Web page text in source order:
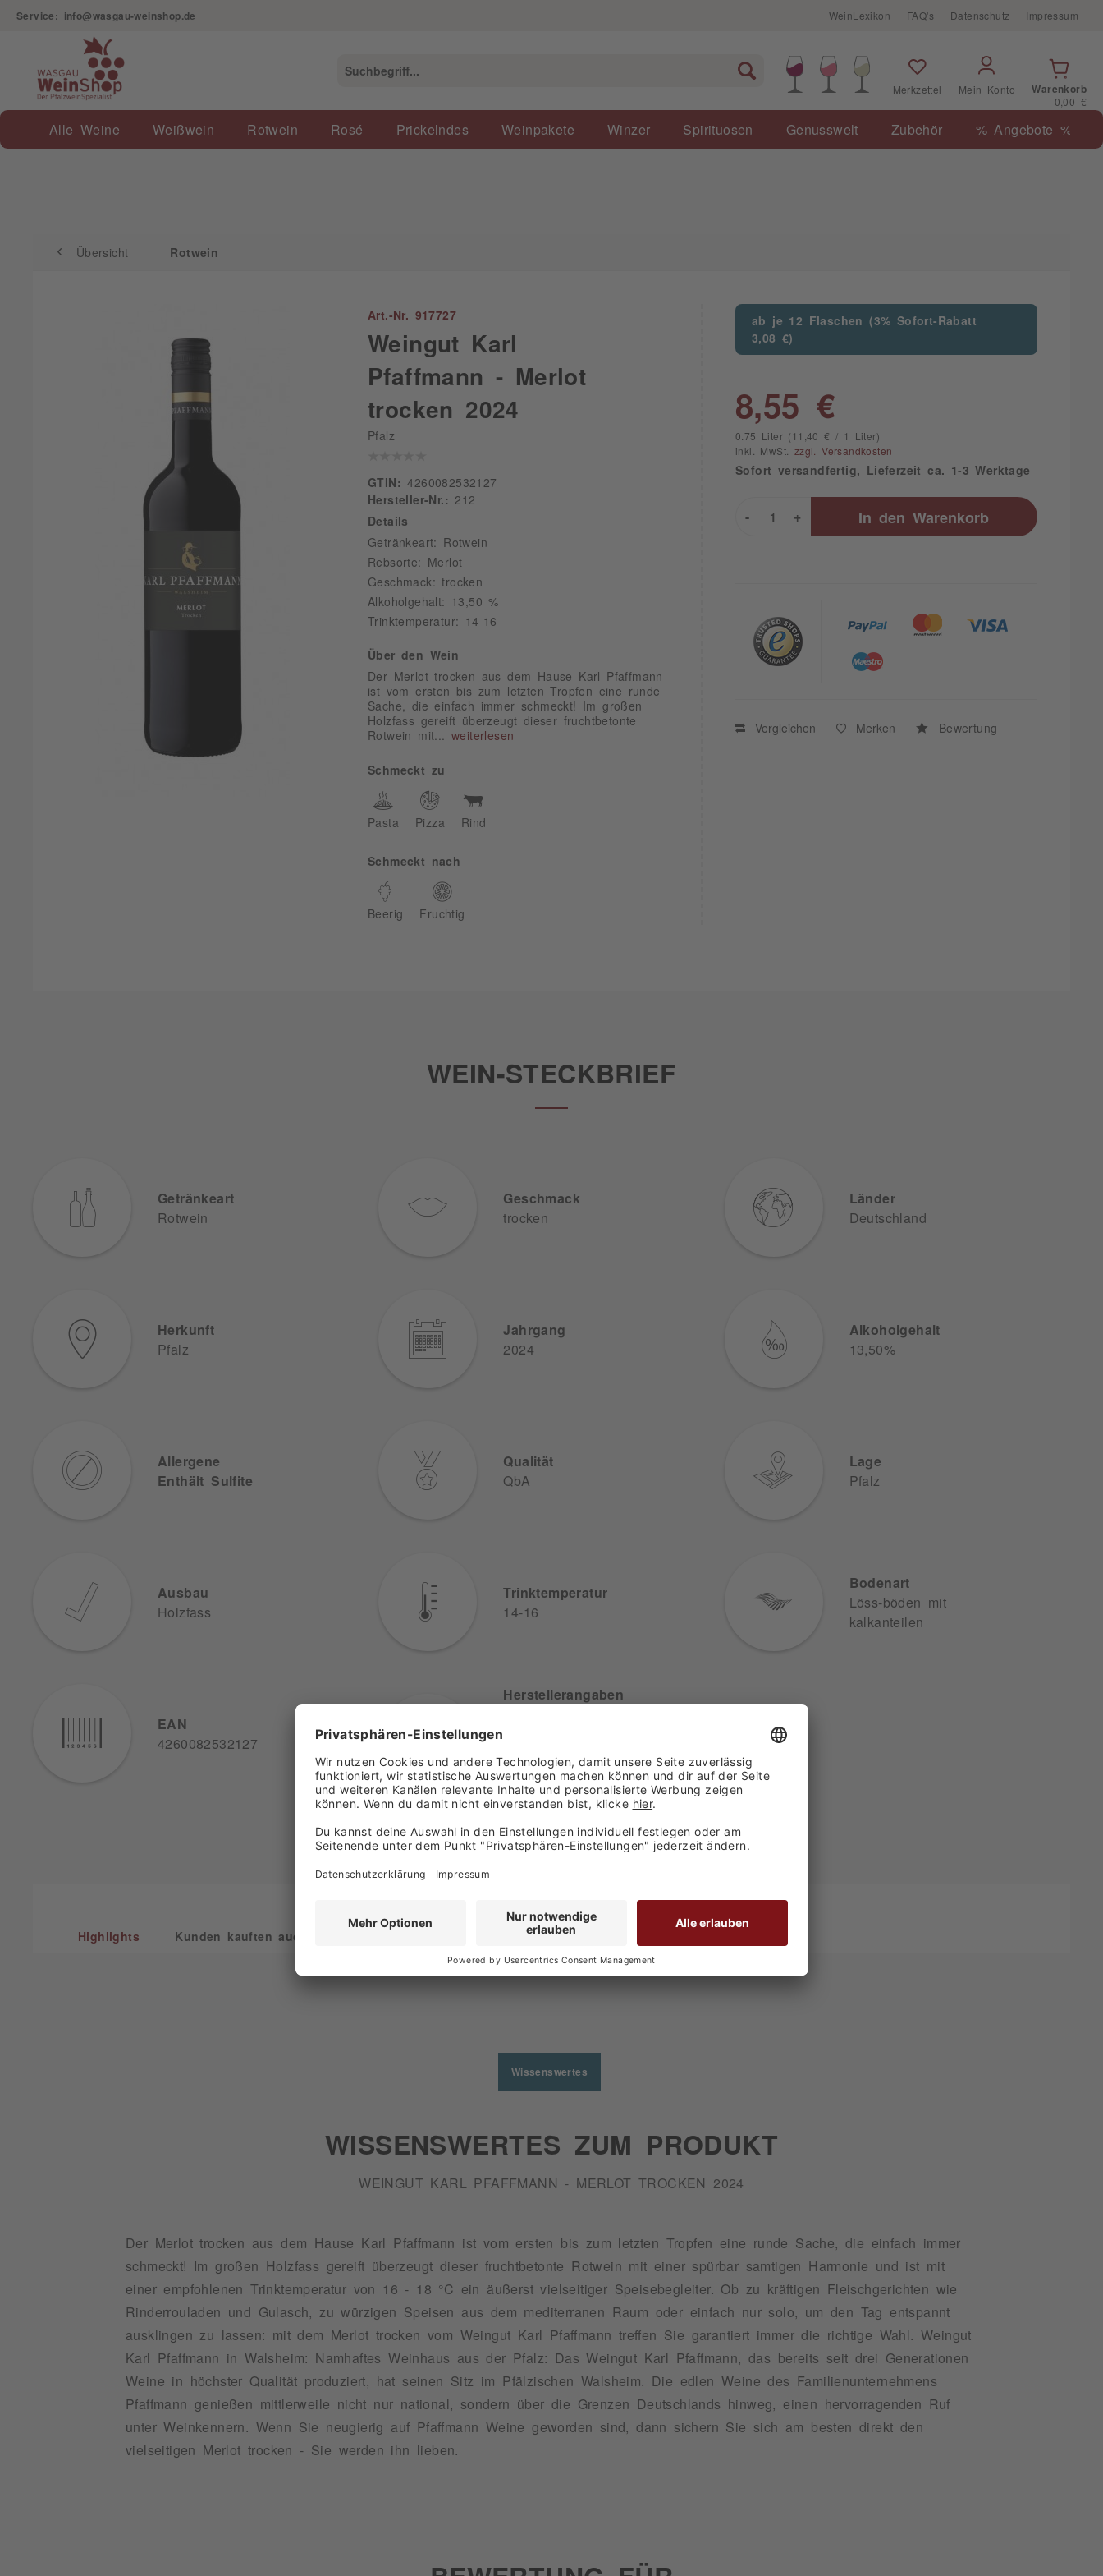
Service: info@wasgau-weinshop.de WeinLexikon FAQ's Datenschutz Impressum
Merkzettel Mein Konto
Warenkorb
0,00 €
Alle Weine Weißwein Rotwein Rosé Prickelndes Weinpakete Winzer Spirituosen Genusswelt Zubehör % Angebote %
Übersicht Rotwein
Übersicht Rotwein
Art.-Nr. 917727
Weingut Karl
Pfaffmann - Merlot
trocken 2024
Pfalz
GTIN:
4260082532127
Hersteller-Nr.:
212
Details
Getränkeart: Rotwein
Rebsorte: Merlot
Geschmack: trocken
Alkoholgehalt: 13,50 %
Trinktemperatur: 14-16
Über den Wein
Der Merlot trocken aus dem Hause Karl Pfaffmann
ist vom ersten bis zum letzten Tropfen eine runde
Sache, die einfach immer schmeckt! Im großen
Holzfass gereift überzeugt dieser fruchtbetonte
Rotwein mit... weiterlesen
Schmeckt zu
Pasta Pizza Rind
Schmeckt nach
Beerig Fruchtig
ab je 12 Flaschen (3% Sofort-Rabatt
3,08 €)
8,55 €
0.75 Liter (11,40 € / 1 Liter)
inkl. MwSt. zzgl. Versandkosten
Sofort versandfertig, Lieferzeit ca. 1-3 Werktage
+
- In den Warenkorb
Vergleichen Merken Bewertung
WEIN-STECKBRIEF
Getränkeart
Rotwein
Geschmack
trocken
Länder
Deutschland
Herkunft
Pfalz
Jahrgang
2024
Alkoholgehalt
13,50%
Allergene
Enthält Sulfite
Qualität
QbA
Lage
Pfalz
Ausbau
Holzfass
Trinktemperatur
14-16
Bodenart
Löss-böden mit
kalkanteilen
EAN
4260082532127
Herstellerangaben
76833 Walsheim
Deutschland
Highlights Kunden kauften auch Kunden haben sich ebenfalls angesehen
Wissenswertes
WISSENSWERTES ZUM PRODUKT
WEINGUT KARL PFAFFMANN - MERLOT TROCKEN 2024
Der Merlot trocken aus dem Hause Karl Pfaffmann ist vom ersten bis zum letzten Tropfen eine runde Sache, die einfach immer
schmeckt! Im großen Holzfass gereift überzeugt dieser fruchtbetonte Rotwein mit einer spürbar samtigen Harmonie und ist mit
einer empfohlenen Trinktemperatur von 16 - 18 °C ein äußerst vielseitiger Speisebegleiter. Ob zu kräftigen Fleischgerichten wie
Rinderrouladen und Gulasch, zu würzigen Speisen aus dem mediterranen Raum oder einfach nur solo, um den Tag entspannt
ausklingen zu lassen: mit dem Merlot trocken vom Weingut Karl Pfaffmann treffen Sie garantiert immer die richtige Wahl. Weingut
Karl Pfaffmann in Walsheim: Namhaftes Weinhaus aus der Pfalz: Das Weingut Karl Pfaffmann, das bereits seit drei Generationen
Weine in höchster Qualität produziert, hat seinen Sitz im Pfälzischen Walsheim. Die edlen Weine des Familienunternehmens
Pfaffmann genießen mittlerweile nicht nur national, sondern über die Grenzen Deutschlands hinweg, einen hervorragenden Ruf
unter Weinkennern. Wenn Sie neugierig auf Pfaffmann Weine geworden sind, dann sichern Sie sich am besten direkt den
vielseitigen Merlot trocken - Sie werden ihn lieben.